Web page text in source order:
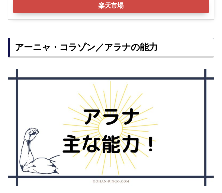
楽天市場
アーニャ・コラゾン／アラナの能力